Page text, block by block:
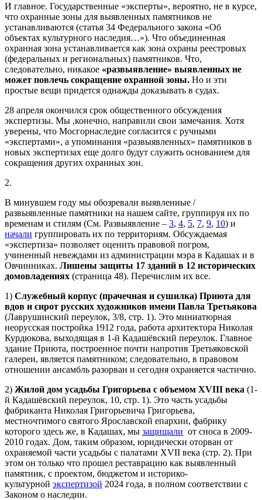
И главное. Государственные «эксперты», вероятно, не в курсе,
что охранные зоны для выявленных памятников не
устанавливаются (статья 34 Федерального закона «Об
объектах культурного наследия…»). Что объединенная
охранная зона устанавливается как зона охраны реестровых
(федеральных и региональных) памятников. Что,
следовательно, никакое «развыявление» выявленных не
может повлечь сокращение охранной зоны. Но и эти
простые вещи придется однажды доказывать в судах.
28 апреля окончился срок общественного обсуждения
экспертизы. Мы ,конечно, направили свои замечания. Хотя
уверены, что Мосгорнаследие согласится с ручными
«экспертами», а упоминания «развыявленных» памятников в
новых экспертизах еще долго будут служить основанием для
сокращения других охранных зон.
2.
В минувшем году мы обозревали выявленные /
развыявленные памятники на нашем сайте, группируя их по
временам и стилям (См. Развыявление – 3, 4, 5, 7, 9, 10) и
начали группировать их по территориям. Обсуждаемая
«экспертиза» позволяет оценить правовой погром,
учиненный невеждами из администрации мэра в Кадашах и в
Овчинниках. Лишены защиты 17 зданий в 12 исторических
домовладениях (страница 48). Перечислим их все.
1) Служебный корпус (прачечная и сушилка) Приюта для
вдов и сирот русских художников имени Павла Третьякова
(Лаврушинский переулок, 3/8, стр. 1). Это миниатюрная
неорусская постройка 1912 года, работа архитектора Николая
Курдюкова, выходящая в 1-й Кадашёвский переулок. Главное
здание Приюта, построенное почти напротив Третьяковской
галереи, является памятником; следовательно, в правовом
отношении ансамбль разорван и сегодня охраняется частично.
2) Жилой дом усадьбы Григорьева с объемом XVIII века (1-
й Кадашёвский переулок, 10, стр. 1). Это часть усадьбы
фабриканта Николая Григорьевича Григорьева,
местночтимого святого Ярославской епархии, фабрику
которого здесь же, в Кадашах, мы защищали от сноса в 2009-
2010 годах. Дом, таким образом, юридически оторван от
охраняемой части усадьбы с палатами XVII века (стр. 2). При
этом он только что прошел реставрацию как выявленный
памятник, с проектом, бюджетом и историко-
культурной экспертизой 2024 года, в полном соответствии с
Законом о наследии.